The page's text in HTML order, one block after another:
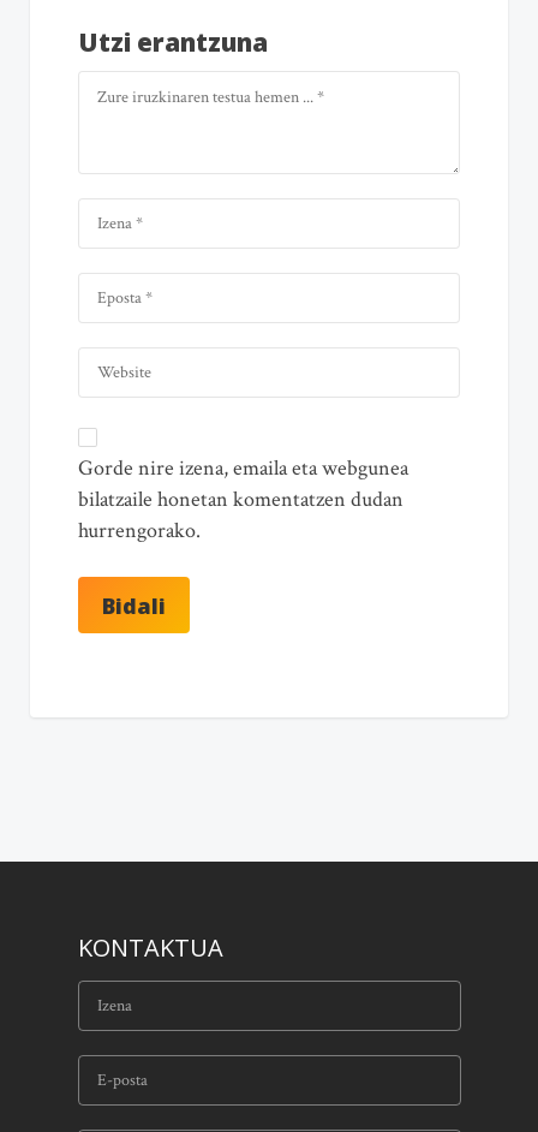
Utzi erantzuna
Gorde nire izena, emaila eta webgunea
bilatzaile honetan komentatzen dudan
hurrengorako.
KONTAKTUA